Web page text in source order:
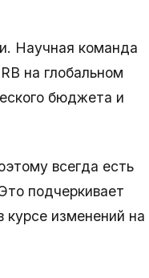
Научная команда
на глобальном
бюджета и
всегда есть
подчеркивает
курсе изменений на